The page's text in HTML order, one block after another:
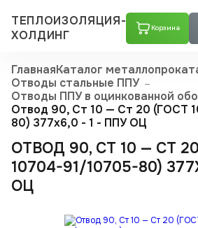
ТЕПЛОИЗОЛЯЦИЯ-
ХОЛДИНГ
Корзина
ГлавнаяКаталог
Отводы стальные ППУ
Отводы ППУ в оцинкованной
Отвод 90, Ст 10 — Ст 20 (ГОСТ
80) 377x6,0 - 1 - ППУ ОЦ
ОТВОД 90, СТ 10 — СТ
10704-91/10705-80)
ОЦ